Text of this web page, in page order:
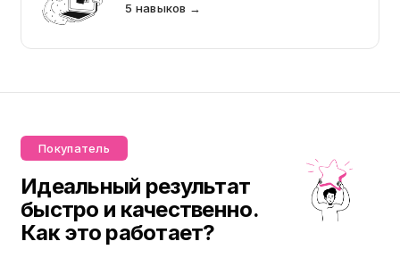
5 навыков →
Покупатель
Идеальный результат
быстро и качественно.
Как это работает?